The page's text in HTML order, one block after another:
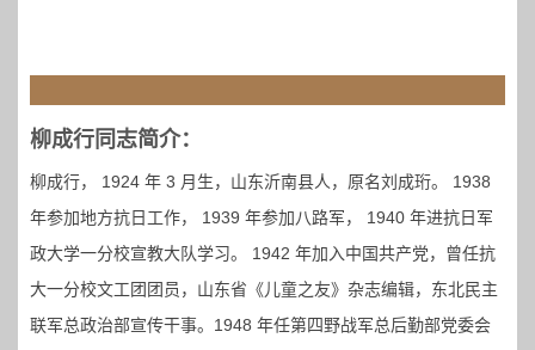
柳成行同志简介：
柳成行， 1924 年 3 月生，山东沂南县人，原名刘成珩。 1938
年参加地方抗日工作， 1939 年参加八路军， 1940 年进抗日军
政大学一分校宣教大队学习。 1942 年加入中国共产党，曾任抗
大一分校文工团团员，山东省《儿童之友》杂志编辑，东北民主
联军总政治部宣传干事。1948 年任第四野战军总后勤部党委会